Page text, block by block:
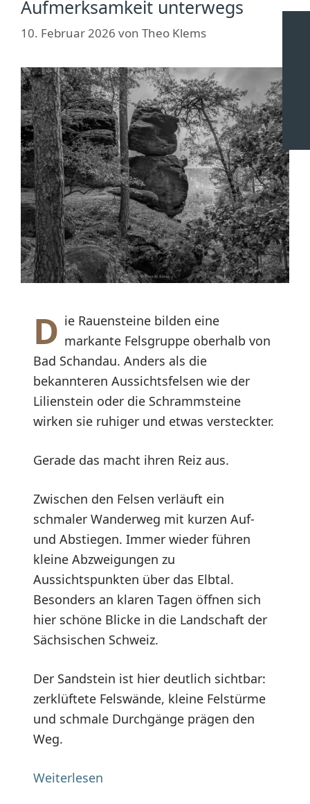
Aufmerksamkeit unterwegs
10. Februar 2026 von Theo Klems
D ie Rauensteine bilden eine
markante Felsgruppe oberhalb von
Bad Schandau. Anders als die
bekannteren Aussichtsfelsen wie der
Lilienstein oder die Schrammsteine
wirken sie ruhiger und etwas versteckter.
Gerade das macht ihren Reiz aus.
Zwischen den Felsen verläuft ein
schmaler Wanderweg mit kurzen Auf-
und Abstiegen. Immer wieder führen
kleine Abzweigungen zu
Aussichtspunkten über das Elbtal.
Besonders an klaren Tagen öffnen sich
hier schöne Blicke in die Landschaft der
Sächsischen Schweiz.
Der Sandstein ist hier deutlich sichtbar:
zerklüftete Felswände, kleine Felstürme
und schmale Durchgänge prägen den
Weg.
Weiterlesen